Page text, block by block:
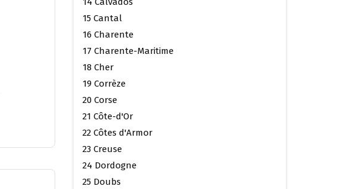
15 Cantal
16 Charente
17 Charente-Maritime
18 Cher
19 Corrèze
20 Corse
21 Côte-d'Or
22 Côtes d'Armor
23 Creuse
24 Dordogne
25 Doubs